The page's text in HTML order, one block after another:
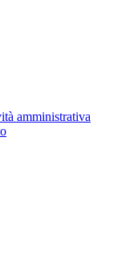
amministrativa